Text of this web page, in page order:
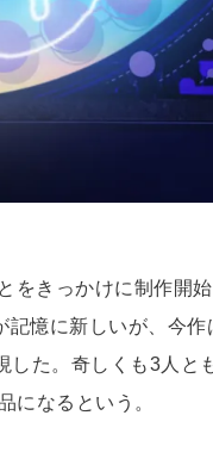
をきっかけに制作開
憶に新しいが、今作
た。奇しくも3人と
になるという。